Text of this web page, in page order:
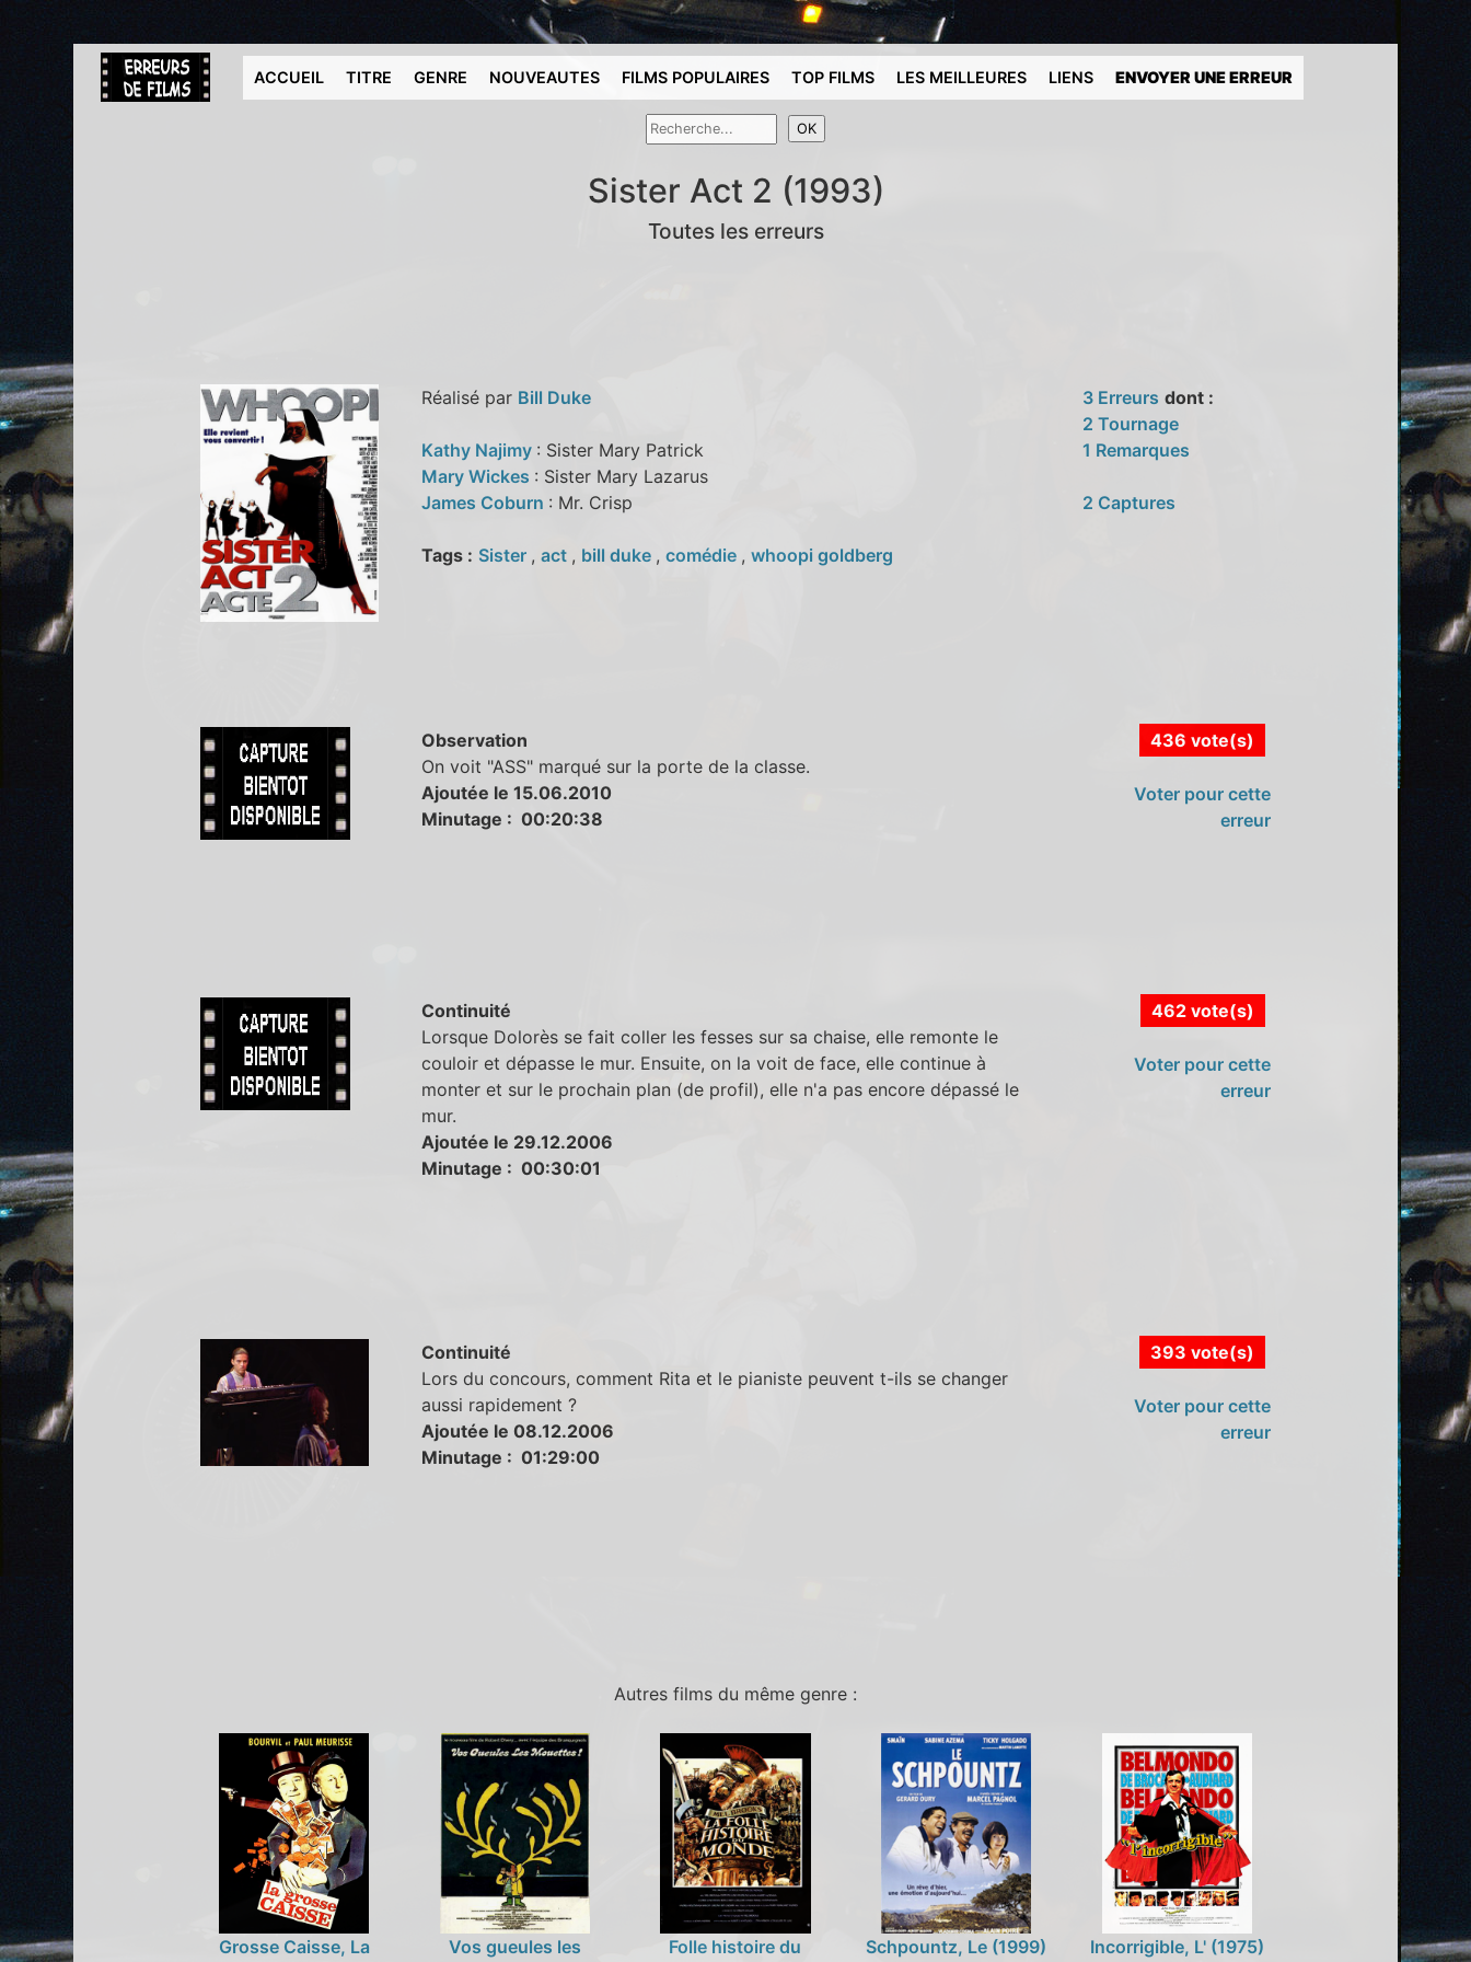
ACCUEIL TITRE GENRE NOUVEAUTES FILMS POPULAIRES TOP FILMS LES MEILLEURES LIENS ENVOYER UNE ERREUR
Sister Act 2 (1993)
Toutes les erreurs
Réalisé par Bill Duke
Kathy Najimy : Sister Mary Patrick
Mary Wickes : Sister Mary Lazarus
James Coburn : Mr. Crisp
Tags : Sister , act , bill duke , comédie , whoopi goldberg
3 Erreurs dont :
2 Tournage
1 Remarques
2 Captures
Observation
On voit "ASS" marqué sur la porte de la classe.
Ajoutée le 15.06.2010
Minutage : 00:20:38
436 vote(s)
Voter pour cette
erreur
Continuité
Lorsque Dolorès se fait coller les fesses sur sa chaise, elle remonte le
couloir et dépasse le mur. Ensuite, on la voit de face, elle continue à
monter et sur le prochain plan (de profil), elle n'a pas encore dépassé le
mur.
Ajoutée le 29.12.2006
Minutage : 00:30:01
462 vote(s)
Voter pour cette
erreur
Continuité
Lors du concours, comment Rita et le pianiste peuvent t-ils se changer
aussi rapidement ?
Ajoutée le 08.12.2006
Minutage : 01:29:00
393 vote(s)
Voter pour cette
erreur
Autres films du même genre :
Grosse Caisse, La
Vos gueules les
Folle histoire du
Schpountz, Le (1999) Incorrigible, L' (1975)